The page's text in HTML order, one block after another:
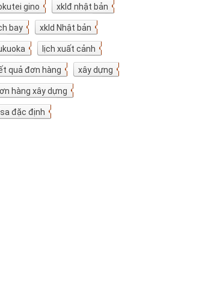
gino
19 xklđ nhật bản
18
bay
10 xkld Nhật bản
9
7 lịch xuất cảnh
7
quả đơn hàng
5 xây dựng
4
hàng xây dựng
4
đặc định
3